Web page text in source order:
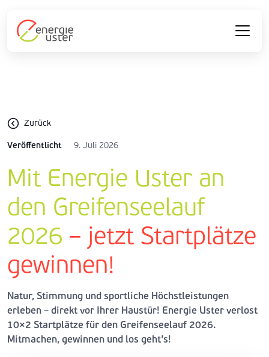
Zurück
Veröffentlicht 9. Juli 2026
Mit Energie Uster an
den Greifenseelauf
2026 – jetzt Startplätze
gewinnen!
Natur, Stimmung und sportliche Höchstleistungen
erleben – direkt vor Ihrer Haustür! Energie Uster verlost
10×2 Startplätze für den Greifenseelauf 2026.
Mitmachen, gewinnen und los geht’s!